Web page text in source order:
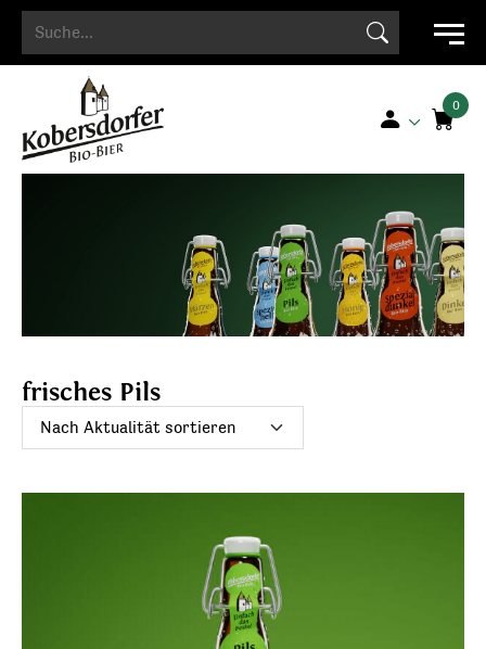
for:
Search Button
frisches Pils